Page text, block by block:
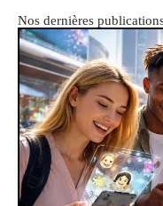
Nos dernières